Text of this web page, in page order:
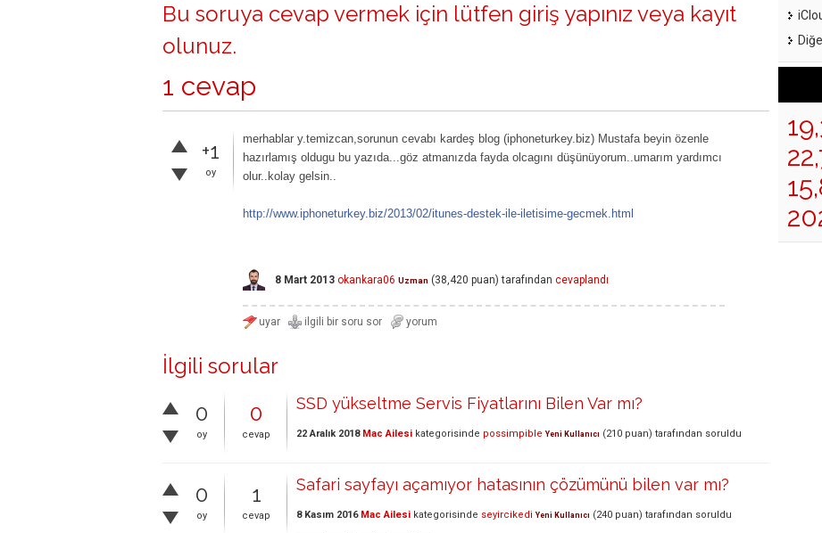
Bu soruya cevap vermek için lütfen giriş yapınız veya kayıt
olunuz.
1 cevap
+1
oy
merhablar y.temizcan,sorunun cevabı kardeş blog (iphoneturkey.biz) Mustafa beyin özenle
hazırlamış oldugu bu yazıda...göz atmanızda fayda olcagını düşünüyorum..umarım yardımcı
olur..kolay gelsin..
http://www.iphoneturkey.biz/2013/02/itunes-destek-ile-iletisime-gecmek.html
8 Mart 2013 okankara06 Uzman (38,420 puan) tarafından cevaplandı
İlgili sorular
0
oy
0
cevap
SSD yükseltme Servis Fiyatlarını Bilen Var mı?
22 Aralık 2018 Mac Ailesi kategorisinde possimpible Yeni Kullanıcı (210 puan) tarafından soruldu
0
oy
1
cevap
Safari sayfayı açamıyor hatasının çözümünü bilen var mı?
8 Kasım 2016 Mac Ailesi kategorisinde seyircikedi Yeni Kullanıcı (240 puan) tarafından soruldu